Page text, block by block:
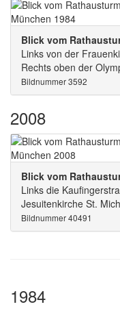
Blick vom
Links von der
Rechts oben der
Bildnummer 3592
2008
Blick vom
Links die
Jesuitenkirche St.
Bildnummer 40491
1984